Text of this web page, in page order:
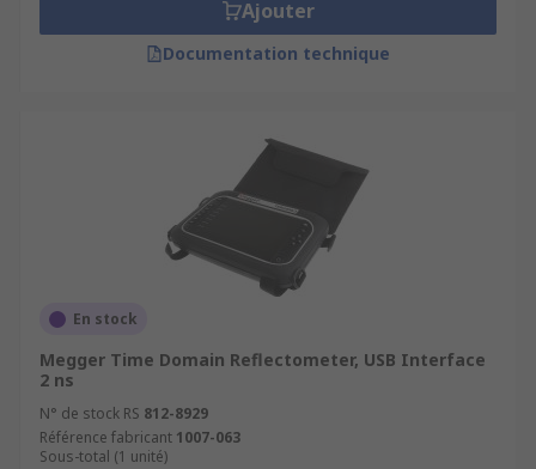
Ajouter
Documentation technique
En stock
Megger Time Domain Reflectometer, USB Interface
2 ns
N° de stock RS 812-8929
Référence fabricant 1007-063
Sous-total (1 unité)